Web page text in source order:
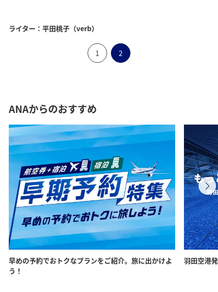
ライター：平田桃子（verb）
1 2
ANAからのおすすめ
早めの予約でおトクなプランをご紹介。旅に出かけよ
う！
羽田空港